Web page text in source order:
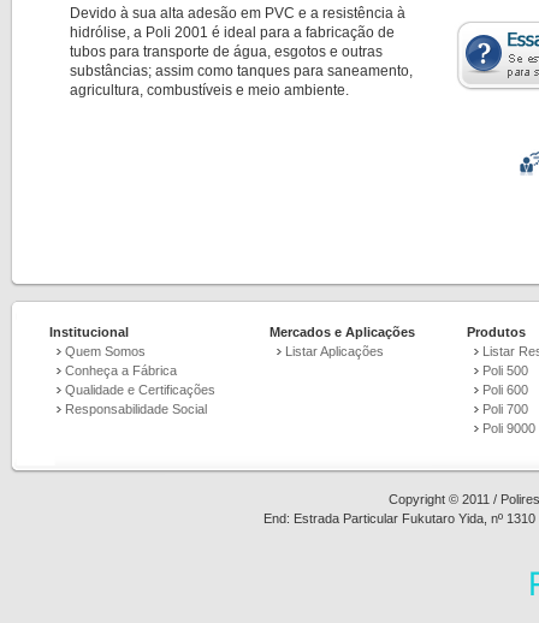
Devido à sua alta adesão em PVC e a resistência à
hidrólise, a Poli 2001 é ideal para a fabricação de
tubos para transporte de água, esgotos e outras
substâncias; assim como tanques para saneamento,
agricultura, combustíveis e meio ambiente.
Institucional
Quem Somos
Conheça a Fábrica
Qualidade e Certificações
Responsabilidade Social
Mercados e Aplicações
Listar Aplicações
Produtos
Listar
Poli 500
Poli 600
Poli 700
Poli 9000
Copyright © 2011 /
End: Estrada Particular Fukutaro Yida, nº